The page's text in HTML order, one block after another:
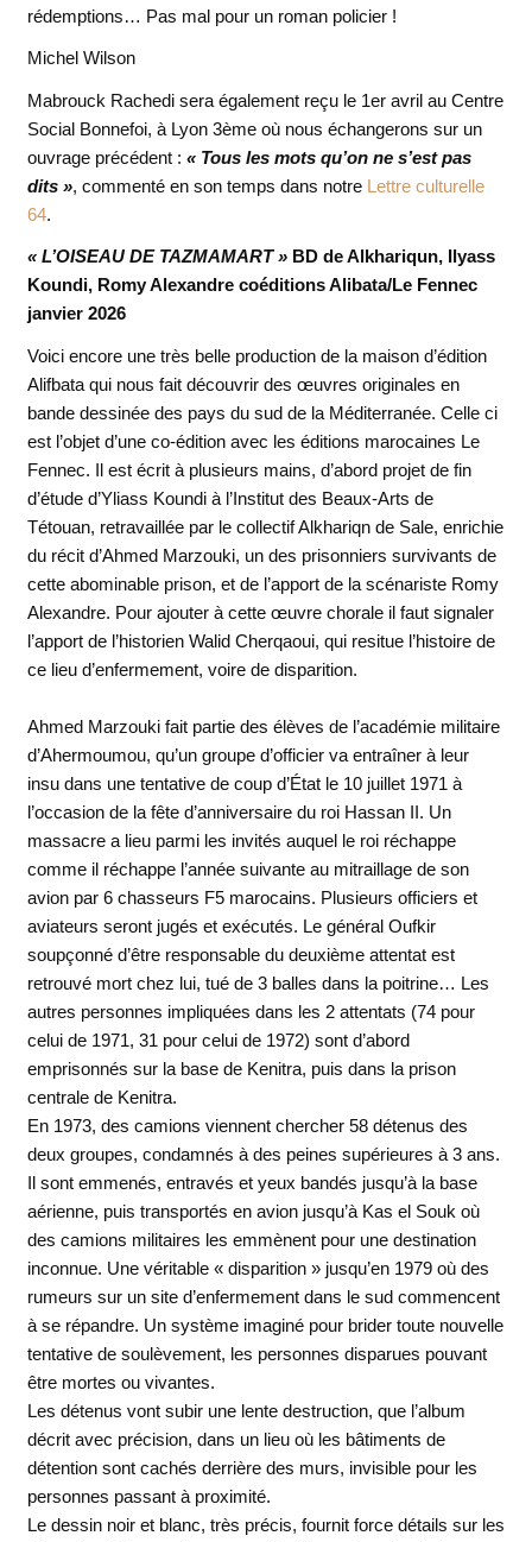
rédemptions… Pas mal pour un roman policier !
Michel Wilson
Mabrouck Rachedi sera également reçu le 1er avril au Centre
Social Bonnefoi, à Lyon 3ème où nous échangerons sur un
ouvrage précédent : « Tous les mots qu’on ne s’est pas
dits », commenté en son temps dans notre Lettre culturelle
64.
« L’OISEAU DE TAZMAMART »BD de Alkhariqun, Ilyass
Koundi, Romy Alexandre coéditions Alibata/Le Fennec
janvier 2026
Voici encore une très belle production de la maison d’édition
Alifbata qui nous fait découvrir des œuvres originales en
bande dessinée des pays du sud de la Méditerranée. Celle ci
est l’objet d’une co-édition avec les éditions marocaines Le
Fennec. Il est écrit à plusieurs mains, d’abord projet de fin
d’étude d’Yliass Koundi à l’Institut des Beaux-Arts de
Tétouan, retravaillée par le collectif Alkhariqn de Sale, enrichie
du récit d’Ahmed Marzouki, un des prisonniers survivants de
cette abominable prison, et de l’apport de la scénariste Romy
Alexandre. Pour ajouter à cette œuvre chorale il faut signaler
l’apport de l’historien Walid Cherqaoui, qui resitue l’histoire de
ce lieu d’enfermement, voire de disparition.
Ahmed Marzouki fait partie des élèves de l’académie militaire
d’Ahermoumou, qu’un groupe d’officier va entraîner à leur
insu dans une tentative de coup d’État le 10 juillet 1971 à
l’occasion de la fête d’anniversaire du roi Hassan II. Un
massacre a lieu parmi les invités auquel le roi réchappe
comme il réchappe l’année suivante au mitraillage de son
avion par 6 chasseurs F5 marocains. Plusieurs officiers et
aviateurs seront jugés et exécutés. Le général Oufkir
soupçonné d’être responsable du deuxième attentat est
retrouvé mort chez lui, tué de 3 balles dans la poitrine… Les
autres personnes impliquées dans les 2 attentats (74 pour
celui de 1971, 31 pour celui de 1972) sont d’abord
emprisonnés sur la base de Kenitra, puis dans la prison
centrale de Kenitra.
En 1973, des camions viennent chercher 58 détenus des
deux groupes, condamnés à des peines supérieures à 3 ans.
Il sont emmenés, entravés et yeux bandés jusqu’à la base
aérienne, puis transportés en avion jusqu’à Kas el Souk où
des camions militaires les emmènent pour une destination
inconnue. Une véritable « disparition » jusqu’en 1979 où des
rumeurs sur un site d’enfermement dans le sud commencent
à se répandre. Un système imaginé pour brider toute nouvelle
tentative de soulèvement, les personnes disparues pouvant
être mortes ou vivantes.
Les détenus vont subir une lente destruction, que l’album
décrit avec précision, dans un lieu où les bâtiments de
détention sont cachés derrière des murs, invisible pour les
personnes passant à proximité.
Le dessin noir et blanc, très précis, fournit force détails sur les